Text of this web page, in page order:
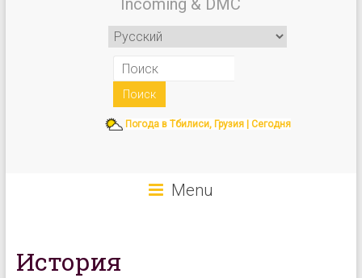
Incoming & DMC
Погода в Тбилиси, Грузия | Сегодня
Menu
История